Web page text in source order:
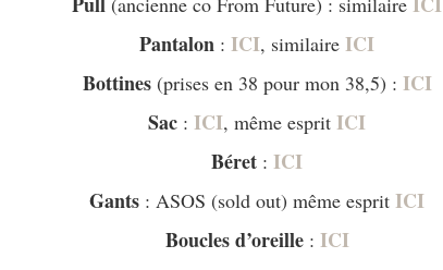
Pantalon : ICI, similaire ICI
Bottines(prises en 38 pour mon 38,5) : ICI
Sac : ICI, même esprit ICI
Béret : ICI
Gants : ASOS (sold out) même esprit ICI
Boucles d’oreille: ICI